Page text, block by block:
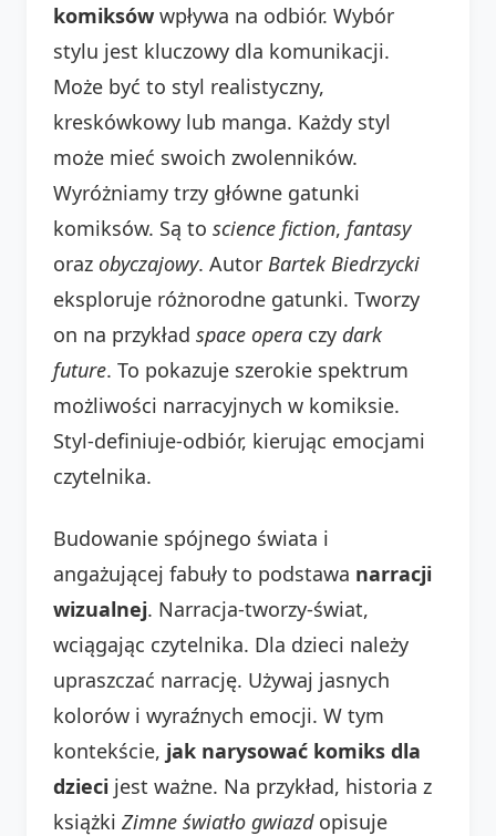
komiksów wpływa na odbiór. Wybór
stylu jest kluczowy dla komunikacji.
Może być to styl realistyczny,
kreskówkowy lub manga. Każdy styl
może mieć swoich zwolenników.
Wyróżniamy trzy główne gatunki
komiksów. Są to science fiction, fantasy
oraz obyczajowy. Autor Bartek Biedrzycki
eksploruje różnorodne gatunki. Tworzy
on na przykład space opera czy dark
future. To pokazuje szerokie spektrum
możliwości narracyjnych w komiksie.
Styl-definiuje-odbiór, kierując emocjami
czytelnika.
Budowanie spójnego świata i
angażującej fabuły to podstawa narracji
wizualnej. Narracja-tworzy-świat,
wciągając czytelnika. Dla dzieci należy
upraszczać narrację. Używaj jasnych
kolorów i wyraźnych emocji. W tym
kontekście, jak narysować komiks dla
dzieci jest ważne. Na przykład, historia z
książki Zimne światło gwiazdopisuje